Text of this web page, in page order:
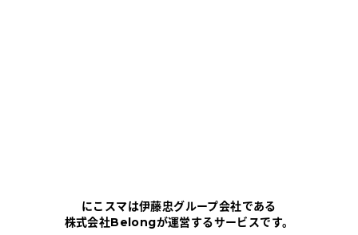
にこスマについて
にこスマは伊藤忠グループ会社である
株式会社Belongが運営するサービスです。